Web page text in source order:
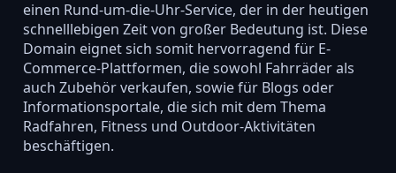
einen Rund-um-die-Uhr-Service, der in der heutigen
schnelllebigen Zeit von großer Bedeutung ist. Diese
Domain eignet sich somit hervorragend für E-
Commerce-Plattformen, die sowohl Fahrräder als
auch Zubehör verkaufen, sowie für Blogs oder
Informationsportale, die sich mit dem Thema
Radfahren, Fitness und Outdoor-Aktivitäten
beschäftigen.